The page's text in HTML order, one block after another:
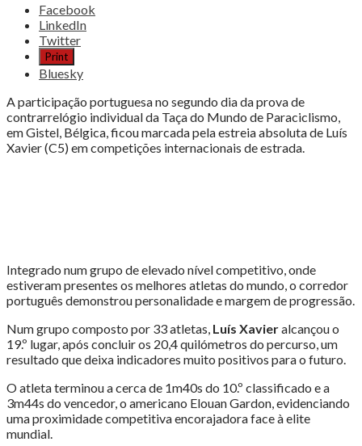
Share
post
"LUÍS
XAVIER
ESTREIA-
SE
COM
SINAIS
POSITIVOS"
Facebook
LinkedIn
Twitter
Print
Bluesky
A participação portuguesa no segundo dia da prova de
contrarrelógio individual da Taça do Mundo de Paraciclismo,
em Gistel, Bélgica, ficou marcada pela estreia absoluta de Luís
Xavier (C5) em competições internacionais de estrada.
Integrado num grupo de elevado nível competitivo, onde
estiveram presentes os melhores atletas do mundo, o corredor
português demonstrou personalidade e margem de progressão.
Num grupo composto por 33 atletas, Luís Xavieralcançou o
19.º lugar, após concluir os 20,4 quilómetros do percurso, um
resultado que deixa indicadores muito positivos para o futuro.
O atleta terminou a cerca de 1m40s do 10.º classificado e a
3m44s do vencedor, o americano Elouan Gardon, evidenciando
uma proximidade competitiva encorajadora face à elite
mundial.